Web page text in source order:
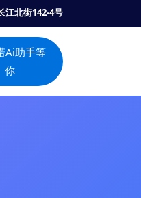
江北街142-4号
Ai助手等
你